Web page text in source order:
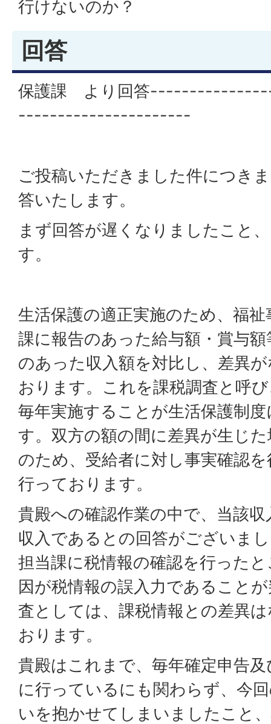
行けないのか？
回答
保護課 より回答
----------------------
ご投稿いただきました件につき
答いたします。
まず回答が遅くなりましたこと
す。
生活保護の適正実施のため、福
課に報告のあった給与額・賞与
のあった収入額を対比し、差異
おります。これを課税調査と呼
毎年実施することが生活保護制
す。双方の額の間に差異が生じ
のため、受給者に対し事実確認
行っております。
貴殿への確認作業の中で、当該
収入であるとの回答がございま
担当課に税情報の確認を行った
因が税情報の誤入力であること
査としては、課税情報との差異
おります。
貴殿はこれまで、毎年確定申告
に行っているにも関わらず、今
いを抱かせてしまいましたこと